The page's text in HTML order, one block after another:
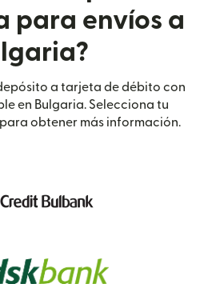
para envíos a
a tarjeta de débito con
en Bulgaria. Selecciona tu
obtener más información.